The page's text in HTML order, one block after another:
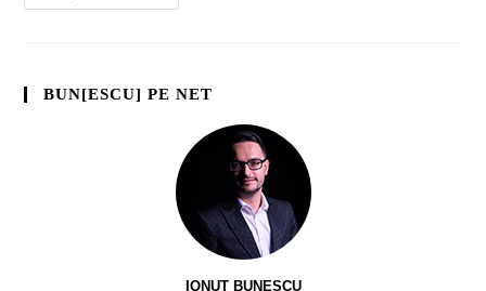
BUN[ESCU] PE NET
IONUȚ BUNESCU